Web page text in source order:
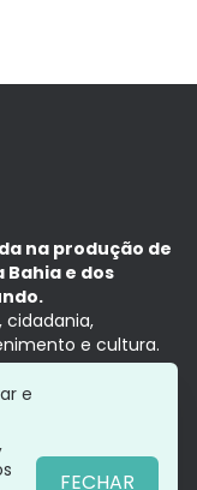
na produção de
e dos
cidadania,
e cultura.
presente,
e
FECHAR